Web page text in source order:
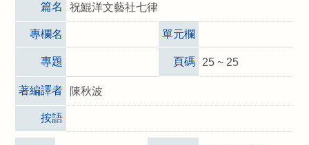
篇名 祝鯤洋文藝社七律
專欄名 單元欄
專題 頁碼 25 ~ 25
著編譯者 陳秋波
按語